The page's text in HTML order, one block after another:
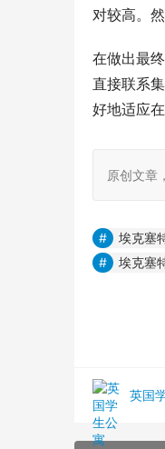
对较高。
在做出最
直接联系
好地适应
原创文章
埃克塞
埃克塞
英国